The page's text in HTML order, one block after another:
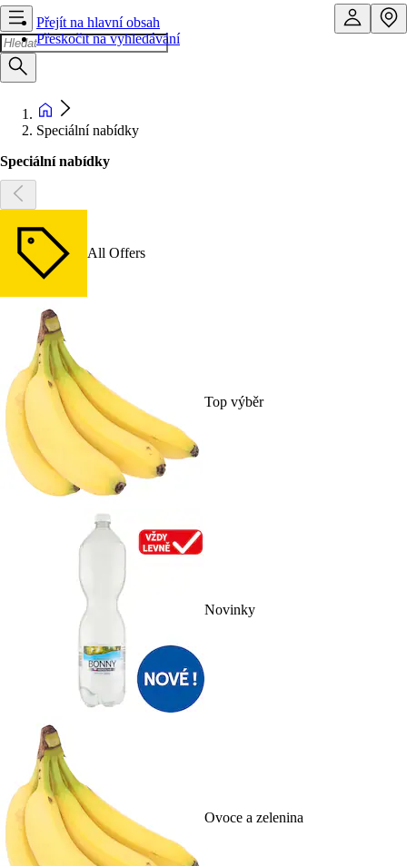
Přejít na hlavní obsah
Přeskočit na vyhledávání
Speciální nabídky
Speciální nabídky
All Offers
Top výběr
Novinky
Ovoce a zelenina